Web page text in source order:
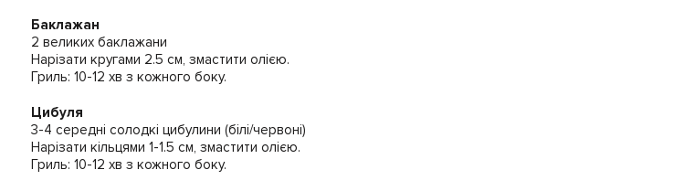
Баклажан
2 великих баклажани
Нарізати кругами 2.5 см, змастити олією.
Гриль: 10-12 хв з кожного боку.
Цибуля
3-4 середні солодкі цибулини (білі/червоні)
Нарізати кільцями 1-1.5 см, змастити олією.
Гриль: 10-12 хв з кожного боку.